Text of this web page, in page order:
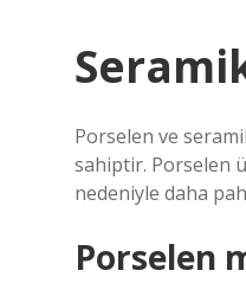
Porselen ve
sahiptir. Porselen
nedeniyle daha
Porselen